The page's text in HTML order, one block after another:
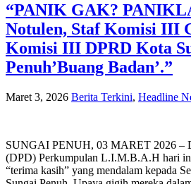
“PANIK GAK?
Notulen, Staf Komisi III
Komisi III DPRD Kota
Penuh’Buang Badan’.”
Maret 3, 2026 Berita Terkini, Headline
SUNGAI PENUH, 03 MARET 2026 –
(DPD) Perkumpulan L.I.M.B.A.H hari
“terima kasih” yang mendalam kepada